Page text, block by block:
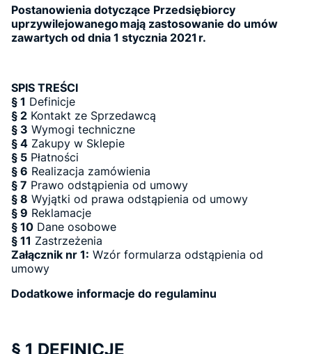
Postanowienia dotyczące Przedsiębiorcy
uprzywilejowanego mają zastosowanie do umów
zawartych od dnia 1 stycznia 2021 r.
SPIS TREŚCI
§ 1 Definicje
§ 2 Kontakt ze Sprzedawcą
§ 3 Wymogi techniczne
§ 4 Zakupy w Sklepie
§ 5 Płatności
§ 6 Realizacja zamówienia
§ 7 Prawo odstąpienia od umowy
§ 8 Wyjątki od prawa odstąpienia od umowy
§ 9 Reklamacje
§ 10 Dane osobowe
§ 11 Zastrzeżenia
Załącznik nr 1: Wzór formularza odstąpienia od
umowy
Dodatkowe informacje do regulaminu
§ 1 DEFINICJE